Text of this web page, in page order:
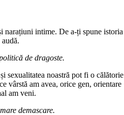
narațiuni intime. De a-ți spune istoria
de dragoste.
sexualitatea noastră pot fi o călătorie
vârstă am avea, orice gen, orientare
am veni.
demascare.